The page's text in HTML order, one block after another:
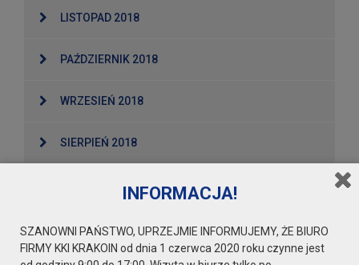
LISTOPAD 2018
PAŹDZIERNIK 2018
WRZESIEŃ 2018
SIERPIEŃ 2018
MAJ 2018
INFORMACJA!
SZANOWNI PAŃSTWO, UPRZEJMIE INFORMUJEMY, ŻE BIURO
FIRMY KKI KRAKOIN od dnia 1 czerwca 2020 roku czynne jest